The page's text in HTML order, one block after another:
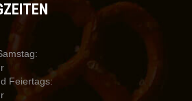
Feiertags: